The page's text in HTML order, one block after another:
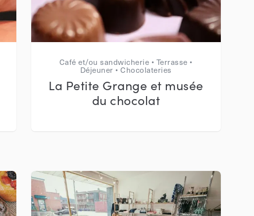
Café et/ou sandwicherie • Terrasse •
Déjeuner • Chocolateries
La Petite Grange et musée
du chocolat